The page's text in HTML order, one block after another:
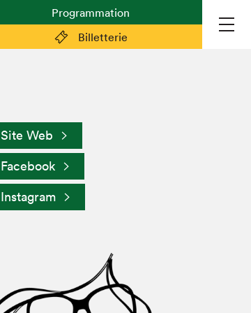
Billetterie
Programmation
Plan du Salon
Préparer sa visite
Partenaires
Espace médias
Espace exposant·e·s
Espace Salon dans la ville
Espace bénévoles
Devenir bénévole
Site Web
Facebook
Instagram